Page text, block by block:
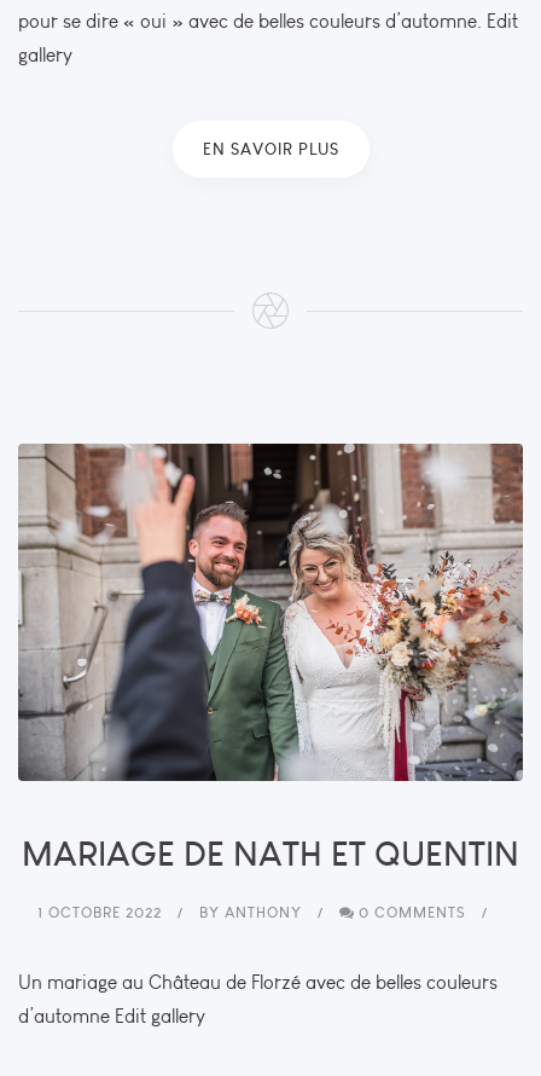
pour se dire « oui » avec de belles couleurs d’automne. Edit
gallery
EN SAVOIR PLUS
MARIAGE DE NATH ET QUENTIN
1 OCTOBRE 2022 BY ANTHONY 0 COMMENTS
Un mariage au Château de Florzé avec de belles couleurs
d’automne Edit gallery